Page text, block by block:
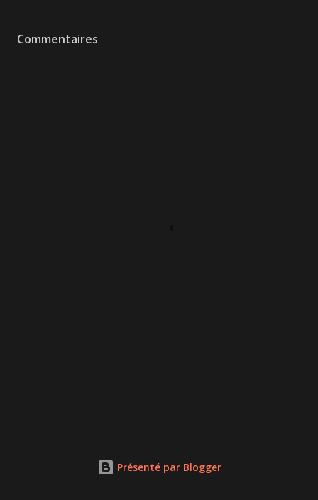
Commentaires
Présenté par Blogger